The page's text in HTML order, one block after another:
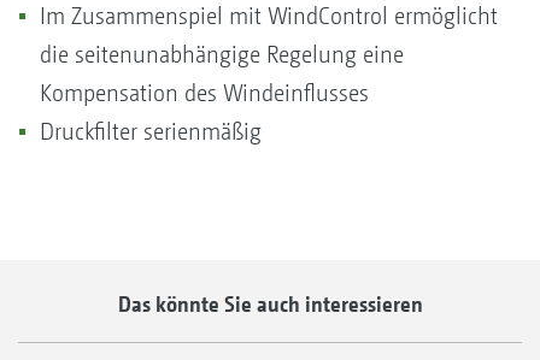
Im Zusammenspiel mit WindControl ermöglicht
die seitenunabhängige Regelung eine
Kompensation des Windeinflusses
Druckfilter serienmäßig
Das könnte Sie auch interessieren